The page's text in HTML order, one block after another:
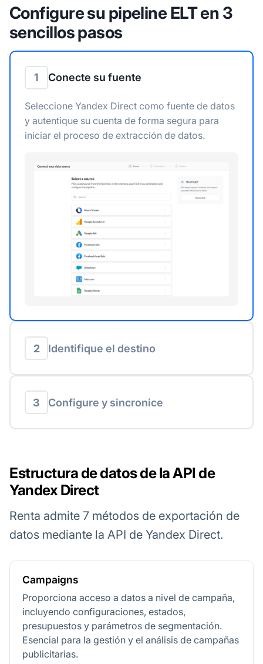
Configure su pipeline ELT en 3
sencillos pasos
1 Conecte su fuente
Seleccione Yandex Direct como fuente de datos
y autentique su cuenta de forma segura para
iniciar el proceso de extracción de datos.
2 Identifique el destino
3 Configure y sincronice
Estructura de datos de la API de
Yandex Direct
Renta admite 7 métodos de exportación de
datos mediante la API de Yandex Direct.
Campaigns
Proporciona acceso a datos a nivel de campaña,
incluyendo configuraciones, estados,
presupuestos y parámetros de segmentación.
Esencial para la gestión y el análisis de campañas
publicitarias.